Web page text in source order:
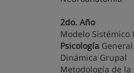
2do. Año
Modelo Sistémico I
Psicología
Dinámica Grupal
Metodología de la